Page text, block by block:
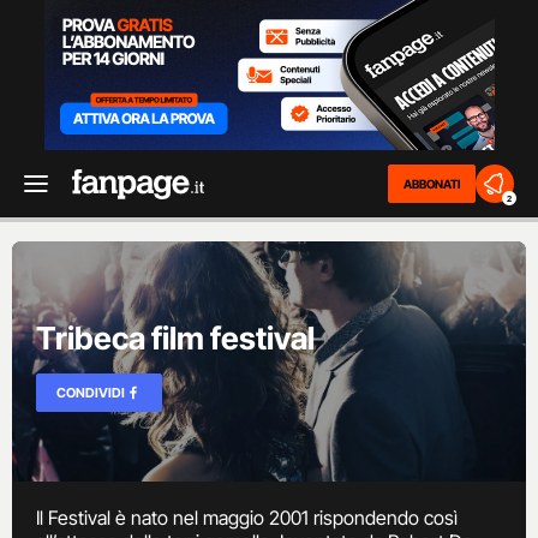
ABBONATI
2
Tribeca film festival
CONDIVIDI
Il Festival è nato nel maggio 2001 rispondendo così